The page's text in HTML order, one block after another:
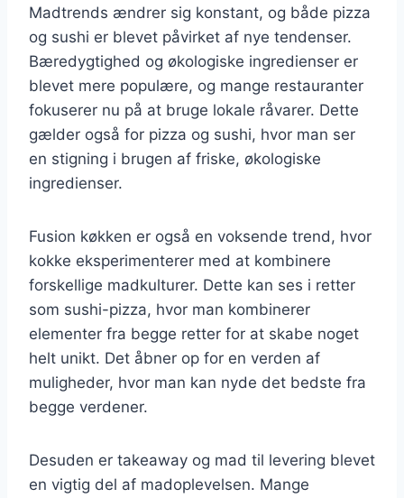
Madtrends ændrer sig konstant, og både pizza
og sushi er blevet påvirket af nye tendenser.
Bæredygtighed og økologiske ingredienser er
blevet mere populære, og mange restauranter
fokuserer nu på at bruge lokale råvarer. Dette
gælder også for pizza og sushi, hvor man ser
en stigning i brugen af friske, økologiske
ingredienser.
Fusion køkken er også en voksende trend, hvor
kokke eksperimenterer med at kombinere
forskellige madkulturer. Dette kan ses i retter
som sushi-pizza, hvor man kombinerer
elementer fra begge retter for at skabe noget
helt unikt. Det åbner op for en verden af
muligheder, hvor man kan nyde det bedste fra
begge verdener.
Desuden er takeaway og mad til levering blevet
en vigtig del af madoplevelsen. Mange